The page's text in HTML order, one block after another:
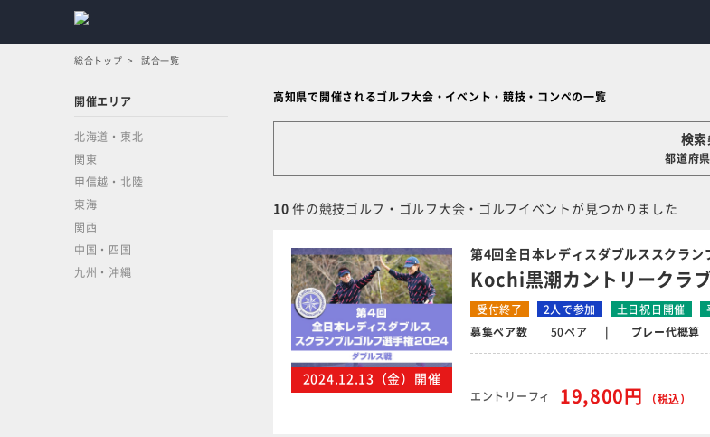
総合トップ 試合一覧
高知県で開催されるゴルフ大会・イベント・競技・コンペの一覧
検索
都道府
10 件の競技ゴルフ・ゴルフ大会・ゴルフイベントが見つかりました
2024.12.13（金）開催
第4回全日本レディスダブルススクラ
Kochi黒潮カントリークラブ
受付終了 2人で参加 土日祝日開催
募集ペア数 50ペア プレー代概算
エントリーフィ 19,800円 （税込）
開催エリア
北海道・東北
関東
甲信越・北陸
東海
関西
中国・四国
九州・沖縄